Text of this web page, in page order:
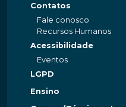
Contatos
Fale conosco
Recursos Humanos
Acessibilidade
Eventos
LGPD
Ensino